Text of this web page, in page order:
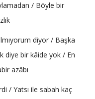
/ Böyle bir
diyor / Başka
diye bir kâide yok / En
azâbı
/ Yatsı ile sabah kaç